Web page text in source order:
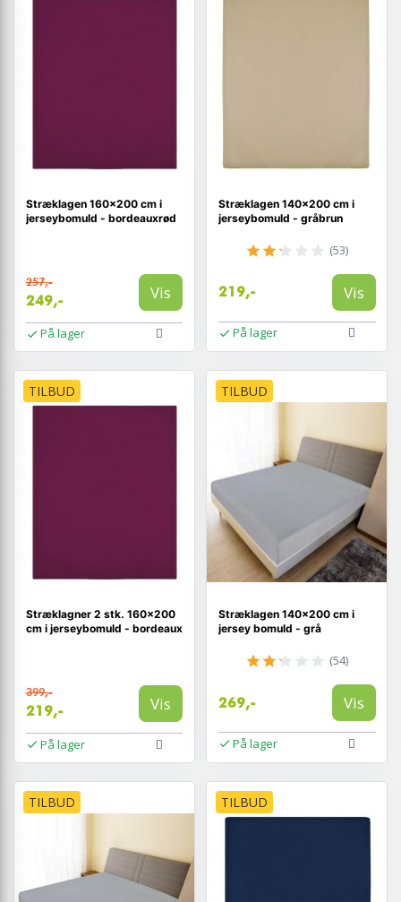
Stræklagen 160×200 cm i
jerseybomuld - bordeauxrød
257,-
249,- Vis
På lager
Stræklagen 140×200 cm i
jerseybomuld - gråbrun
(53)
219,- Vis
På lager
TILBUD
Stræklagner 2 stk. 160×200
cm i jerseybomuld - bordeaux
399,-
219,- Vis
På lager
TILBUD
Stræklagen 140×200 cm i
jersey bomuld - grå
(54)
269,- Vis
På lager
TILBUD TILBUD